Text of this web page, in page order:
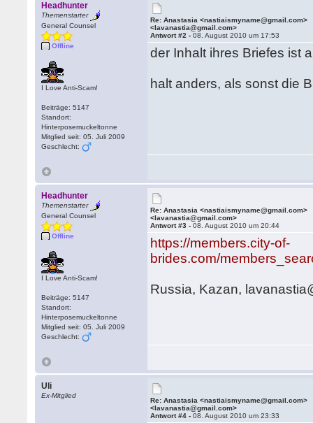
Headhunter
Themenstarter
General Counsel
Offline
I Love Anti-Scam!
Beiträge: 5147
Standort:
Hinterposemuckeltonne
Mitglied seit: 05. Juli 2009
Geschlecht:
Re: Anastasia <nastiaismyname@gmail.com>
<lavanastia@gmail.com>
Antwort #2 -08. August 2010 um 17:53
der Inhalt ihres Briefes ist
halt anders, als sonst die
Headhunter
Themenstarter
General Counsel
Offline
I Love Anti-Scam!
Beiträge: 5147
Standort:
Hinterposemuckeltonne
Mitglied seit: 05. Juli 2009
Geschlecht:
Re: Anastasia <nastiaismyname@gmail.com>
<lavanastia@gmail.com>
Antwort #3 -08. August 2010 um 20:44
https://members.city-of-
brides.com/
Russia, Kazan,
Uli
Ex-Mitglied
Re: Anastasia <nastiaismyname@gmail.com>
<lavanastia@gmail.com>
Antwort #4 -08. August 2010 um 23:33